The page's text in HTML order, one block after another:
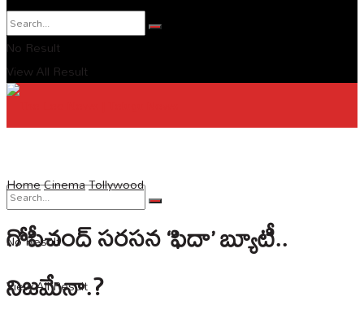
No Result
View All Result
No Result
View All Result
HomeCinemaTollywood
గోపీచంద్ స‌ర‌స‌న ‘ఫిదా’ బ్యూటీ..
నిజ‌మేనా.?